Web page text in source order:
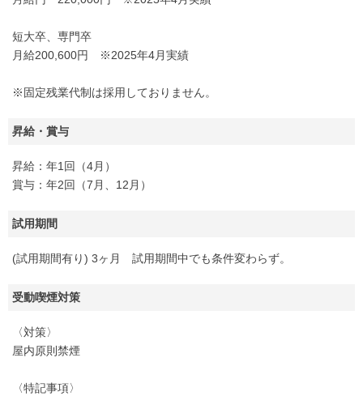
短大卒、専門卒
月給200,600円 ※2025年4月実績
※固定残業代制は採用しておりません。
昇給・賞与
昇給：年1回（4月）
賞与：年2回（7月、12月）
試用期間
(試用期間有り) 3ヶ月 試用期間中でも条件変わらず。
受動喫煙対策
〈対策〉
屋内原則禁煙
〈特記事項〉